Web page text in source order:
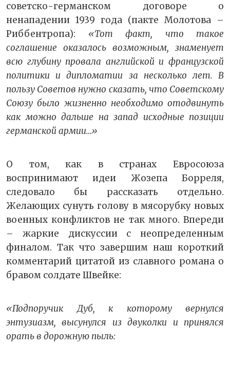
советско-германском договоре о
ненападении 1939 года (пакте Молотова –
Риббентропа): «Тот факт, что такое
соглашение оказалось возможным, знаменует
всю глубину провала английской и французской
политики и дипломатии за несколько лет. В
пользу Советов нужно сказать, что Советскому
Союзу было жизненно необходимо отодвинуть
как можно дальше на запад исходные позиции
германской армии…»
О том, как в странах Евросоюза
воспринимают идеи Жозепа Борреля,
следовало бы рассказать отдельно.
Желающих сунуть голову в мясорубку новых
военных конфликтов не так много. Впереди
– жаркие дискуссии с неопределенным
финалом. Так что завершим наш короткий
комментарий цитатой из славного романа о
бравом солдате Швейке:
«Подпоручик Дуб, к которому вернулся
энтузиазм, высунулся из двуколки и принялся
орать в дорожную пыль: